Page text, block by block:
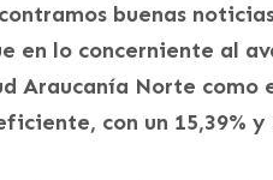
buenas
en lo concerniente al
Araucanía Norte como
con un 15,39%